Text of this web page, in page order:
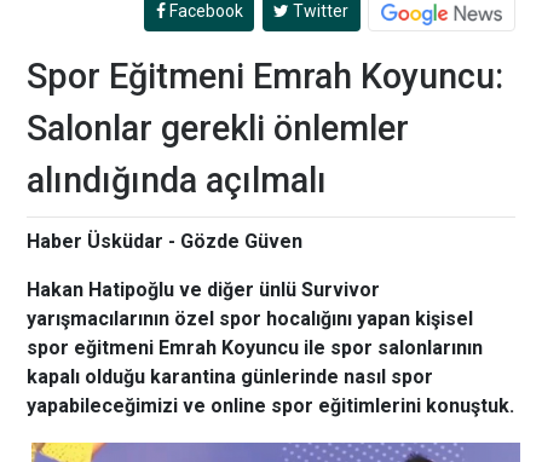
Facebook Twitter
Spor Eğitmeni Emrah Koyuncu:
Salonlar gerekli önlemler
alındığında açılmalı
Haber Üsküdar - Gözde Güven
Hakan Hatipoğlu ve diğer ünlü Survivor
yarışmacılarının özel spor hocalığını yapan kişisel
spor eğitmeni Emrah Koyuncu ile spor salonlarının
kapalı olduğu karantina günlerinde nasıl spor
yapabileceğimizi ve online spor eğitimlerini konuştuk.